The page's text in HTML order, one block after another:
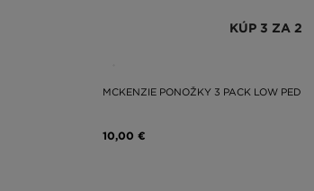
KÚP 3 ZA 2
MCKENZIE PONOŽKY 3 PACK LOW PED
10,00 €